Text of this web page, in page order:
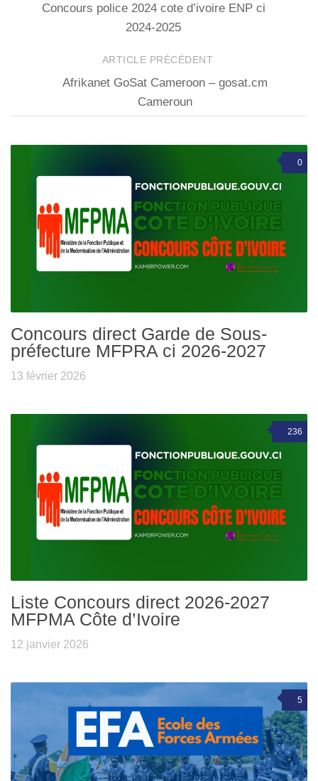
Concours police 2024 cote d’ivoire ENP ci
2024-2025
ARTICLE PRÉCÉDENT
Afrikanet GoSat Cameroon – gosat.cm
Cameroun
0
Concours direct Garde de Sous-
préfecture MFPRA ci 2026-2027
13 février 2026
236
Liste Concours direct 2026-2027
MFPMA Côte d’Ivoire
12 janvier 2026
5